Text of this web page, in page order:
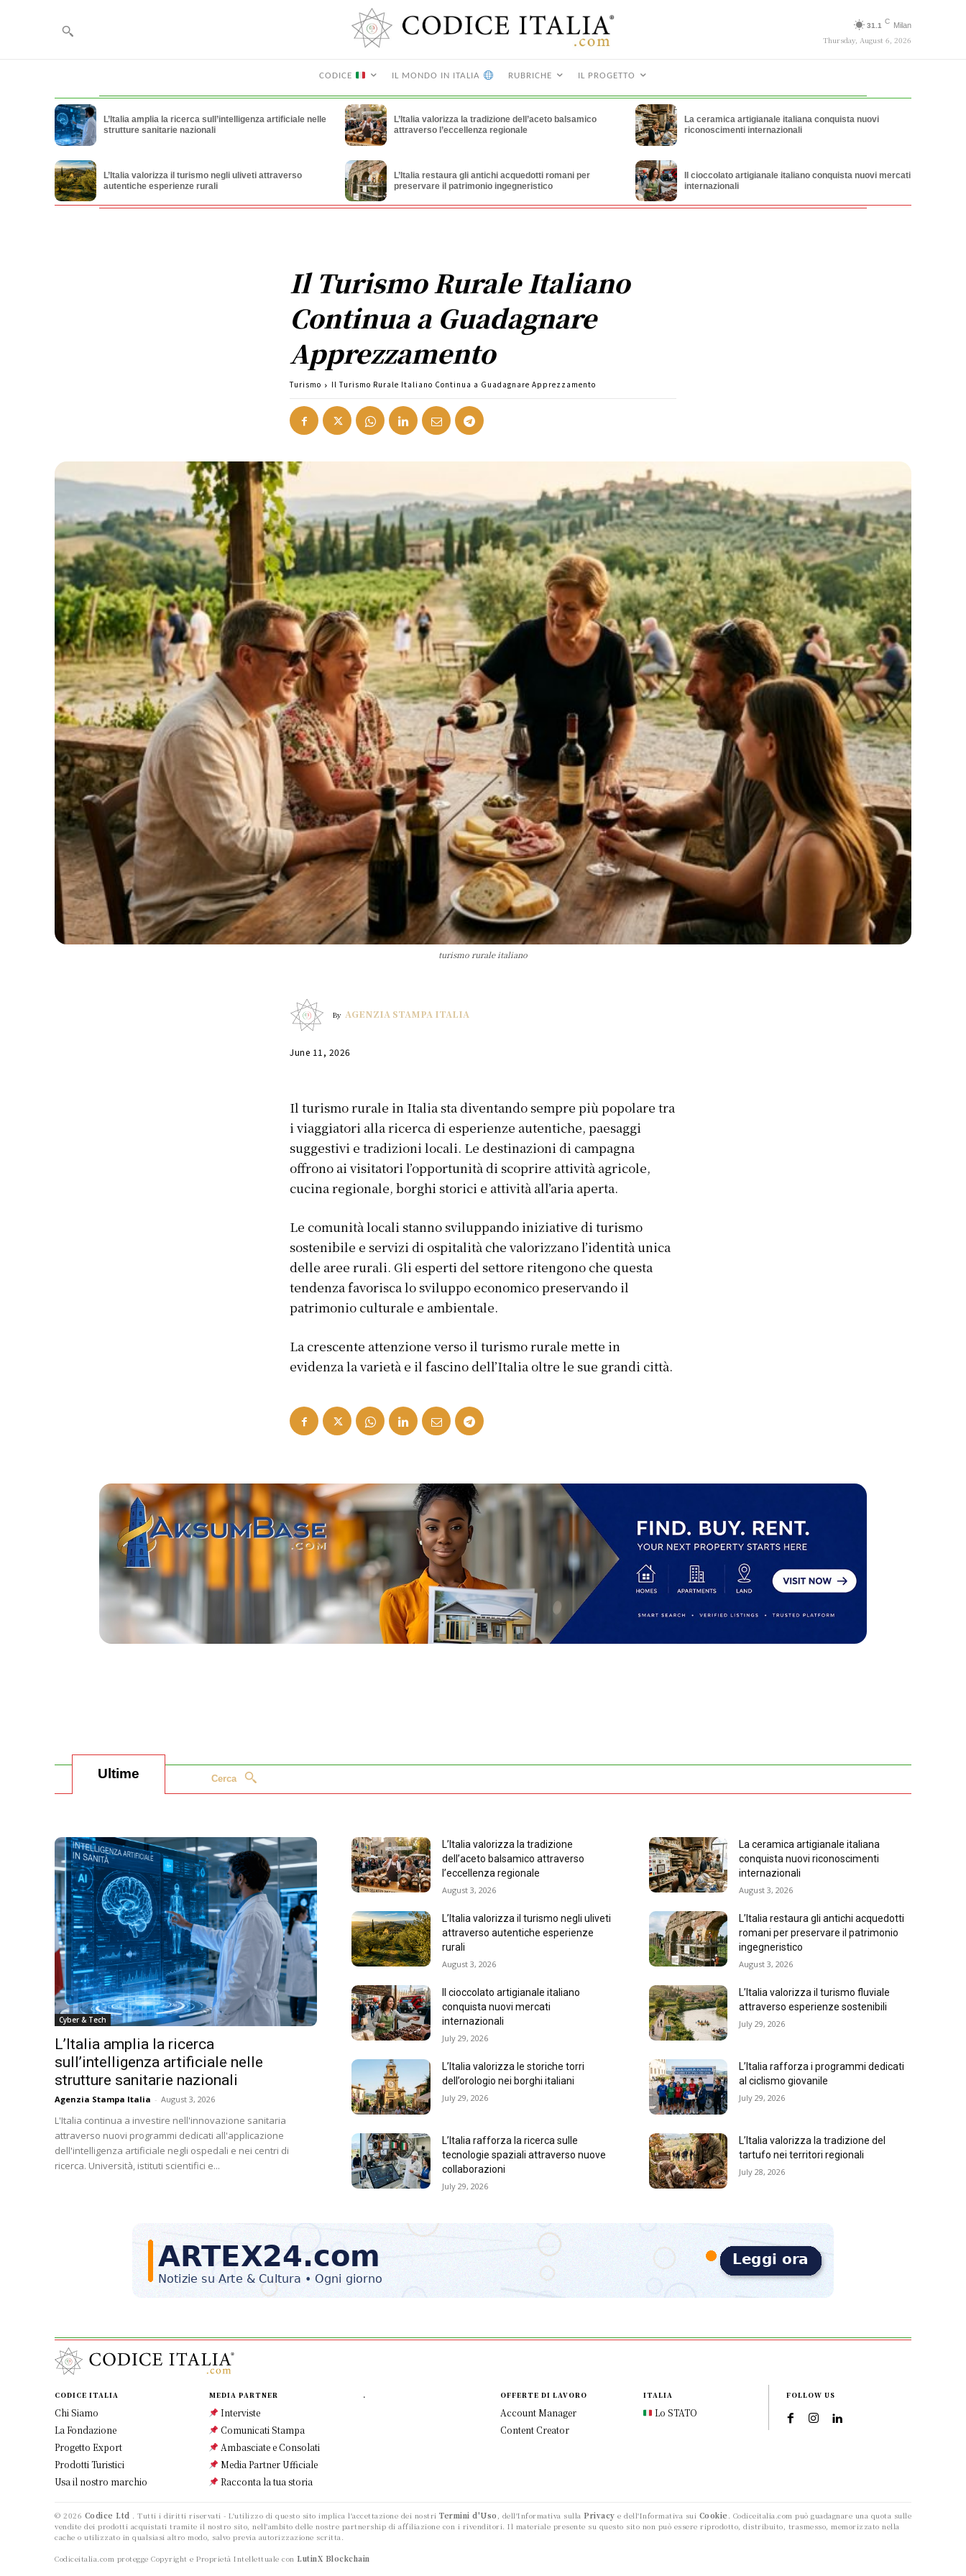
31.1
C Milan
Thursday, August 6, 2026
CODICE IL MONDO IN ITALIA RUBRICHE IL PROGETTO
L’Italia amplia la ricerca sull’intelligenza artificiale nelle
strutture sanitarie nazionali
L’Italia valorizza la tradizione dell’aceto balsamico
attraverso l’eccellenza regionale
La ceramica artigianale italiana conquista nuovi
riconoscimenti internazionali
L’Italia valorizza il turismo negli uliveti attraverso
autentiche esperienze rurali
L’Italia restaura gli antichi acquedotti romani per
preservare il patrimonio ingegneristico
Il cioccolato artigianale italiano conquista nuovi mercati
internazionali
Il Turismo Rurale Italiano
Continua a Guadagnare
Apprezzamento
Turismo Il Turismo Rurale Italiano Continua a Guadagnare Apprezzamento
turismo rurale italiano
By AGENZIA STAMPA ITALIA
June 11, 2026
Il turismo rurale in Italia sta diventando sempre più popolare tra
i viaggiatori alla ricerca di esperienze autentiche, paesaggi
suggestivi e tradizioni locali. Le destinazioni di campagna
offrono ai visitatori l’opportunità di scoprire attività agricole,
cucina regionale, borghi storici e attività all’aria aperta.
Le comunità locali stanno sviluppando iniziative di turismo
sostenibile e servizi di ospitalità che valorizzano l’identità unica
delle aree rurali. Gli esperti del settore ritengono che questa
tendenza favorisca lo sviluppo economico preservando il
patrimonio culturale e ambientale.
La crescente attenzione verso il turismo rurale mette in
evidenza la varietà e il fascino dell’Italia oltre le sue grandi città.
Ultime Cerca
Cyber & Tech
L’Italia amplia la ricerca
sull’intelligenza artificiale nelle
strutture sanitarie nazionali
Agenzia Stampa Italia - August 3, 2026
L'Italia continua a investire nell'innovazione sanitaria
attraverso nuovi programmi dedicati all'applicazione
dell'intelligenza artificiale negli ospedali e nei centri di
ricerca. Università, istituti scientifici e...
L’Italia valorizza la tradizione
dell’aceto balsamico attraverso
l’eccellenza regionale
August 3, 2026
La ceramica artigianale italiana
conquista nuovi riconoscimenti
internazionali
August 3, 2026
L’Italia valorizza il turismo negli uliveti
attraverso autentiche esperienze
rurali
August 3, 2026
L’Italia restaura gli antichi acquedotti
romani per preservare il patrimonio
ingegneristico
August 3, 2026
Il cioccolato artigianale italiano
conquista nuovi mercati
internazionali
July 29, 2026
L’Italia valorizza il turismo fluviale
attraverso esperienze sostenibili
July 29, 2026
L’Italia valorizza le storiche torri
dell’orologio nei borghi italiani
July 29, 2026
L’Italia rafforza i programmi dedicati
al ciclismo giovanile
July 29, 2026
L’Italia rafforza la ricerca sulle
tecnologie spaziali attraverso nuove
collaborazioni
July 29, 2026
L’Italia valorizza la tradizione del
tartufo nei territori regionali
July 28, 2026
CODICE ITALIA
Chi Siamo
La Fondazione
Progetto Export
Prodotti Turistici
Usa il nostro marchio
MEDIA PARTNER
Interviste
Comunicati Stampa
Ambasciate e Consolati
Media Partner Ufficiale
Racconta la tua storia
. OFFERTE DI LAVORO
Account Manager
Content Creator
ITALIA
Lo STATO
FOLLOW US
© 2026 Codice Ltd . Tutti i diritti riservati - L'utilizzo di questo sito implica l'accettazione dei nostri Termini d'Uso , dell'Informativa sulla Privacy e dell'Informativa sui Cookie . Codiceitalia.com può guadagnare una quota sulle
vendite dei prodotti acquistati tramite il nostro sito, nell'ambito delle nostre partnership di affiliazione con i rivenditori. Il materiale presente su questo sito non può essere riprodotto, distribuito, trasmesso, memorizzato nella
cache o utilizzato in qualsiasi altro modo, salvo previa autorizzazione scritta.
Codiceitalia.com protegge Copyright e Proprietà Intellettuale con LutinX Blockchain